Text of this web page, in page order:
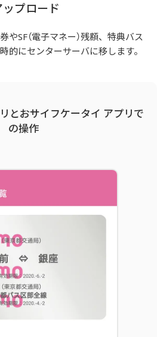
プロード
SF（電子マネー）残額、特典バス
的にセンターサーバに移します。
とおサイフケータイ アプリで
の操作